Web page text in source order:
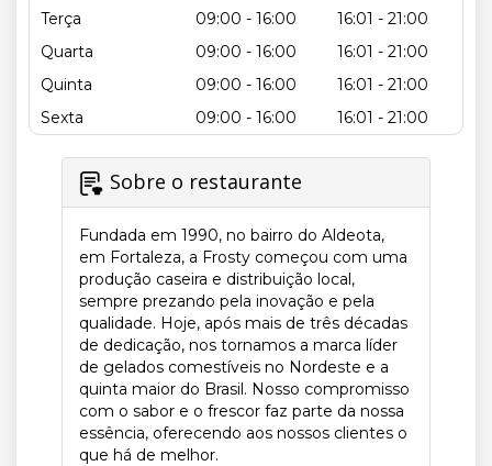
Terça
09:00 - 16:00
16:01 - 21:00
Quarta
09:00 - 16:00
16:01 - 21:00
Quinta
09:00 - 16:00
16:01 - 21:00
Sexta
09:00 - 16:00 16:01 - 21:00
Sobre o restaurante
Fundada em 1990, no bairro do Aldeota,
em Fortaleza, a Frosty começou com uma
produção caseira e distribuição local,
sempre prezando pela inovação e pela
qualidade. Hoje, após mais de três décadas
de dedicação, nos tornamos a marca líder
de gelados comestíveis no Nordeste e a
quinta maior do Brasil. Nosso compromisso
com o sabor e o frescor faz parte da nossa
essência, oferecendo aos nossos clientes o
que há de melhor.